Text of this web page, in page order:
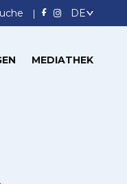
MEDIATHEK